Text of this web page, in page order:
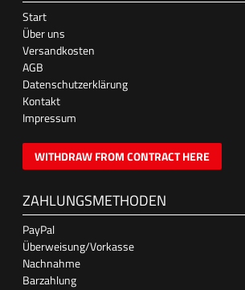
Start
Über uns
Versandkosten
AGB
Datenschutzerklärung
Kontakt
Impressum
WITHDRAW FROM CONTRACT HERE
ZAHLUNGSMETHODEN
PayPal
Überweisung/Vorkasse
Nachnahme
Barzahlung